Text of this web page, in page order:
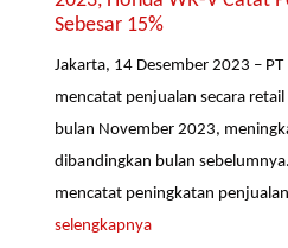
Sebesar 15%
Jakarta, 14 Desember 2023 –
mencatat penjualan secara
bulan November 2023,
dibandingkan bulan
mencatat peningkatan
selengkapnya